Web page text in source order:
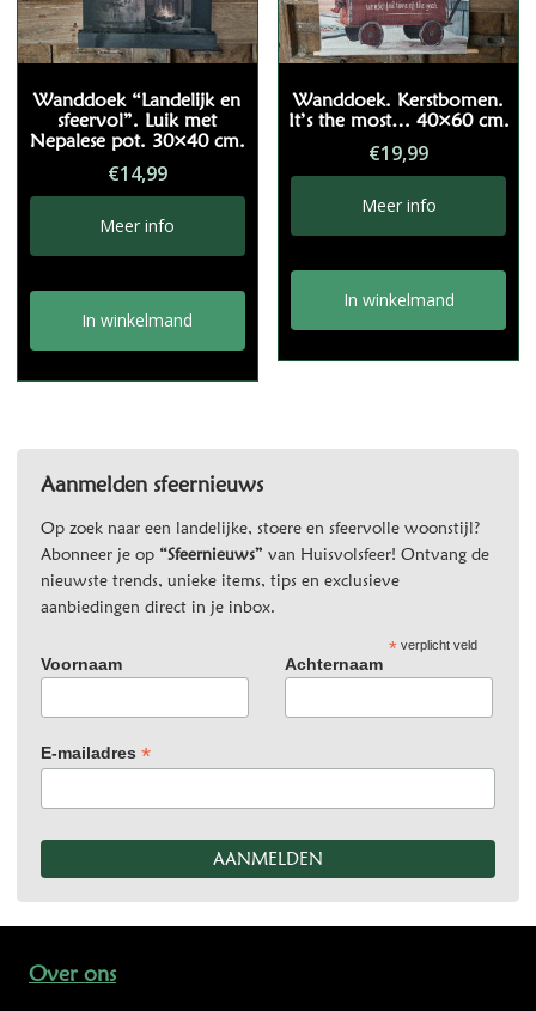
Wanddoek “Landelijk en
sfeervol”. Luik met
Nepalese pot. 30×40 cm.
€14,99
Meer info
In winkelmand
Wanddoek. Kerstbomen.
It’s the most… 40×60 cm.
€19,99
Meer info
In winkelmand
Aanmelden sfeernieuws
Op zoek naar een landelijke, stoere en sfeervolle woonstijl?
Abonneer je op “Sfeernieuws” van Huisvolsfeer! Ontvang de
nieuwste trends, unieke items, tips en exclusieve
aanbiedingen direct in je inbox.
*verplicht veld
Voornaam Achternaam
E-mailadres *
Over ons